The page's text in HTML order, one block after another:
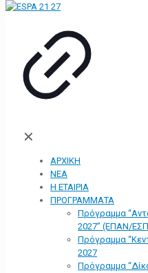
✕
ΑΡΧΙΚΗ
ΝΕΑ
Η ΕΤΑΙΡΙΑ
ΠΡΟΓΡΑΜΜΑΤΑ
Πρόγραμμα
2027” (ΕΠΑΝ/
Πρόγραμμα
2027
Πρόγραμμα